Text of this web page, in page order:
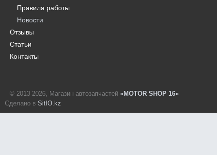
Правила работы
Новости
Отзывы
Статьи
Контакты
© 2013-2026, Магазин автозапчастей «MOTOR SHOP 16»
Сделано в SitIO.kz